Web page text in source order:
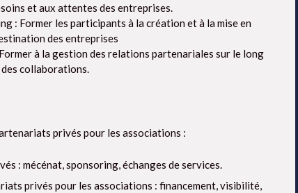
et aux attentes des entreprises.
: Former les participants à la création et à la mise en
des entreprises
à la gestion des relations partenariales sur le long
collaborations.
privés pour les associations :
: mécénat, sponsoring, échanges de services.
privés pour les associations : financement, visibilité,